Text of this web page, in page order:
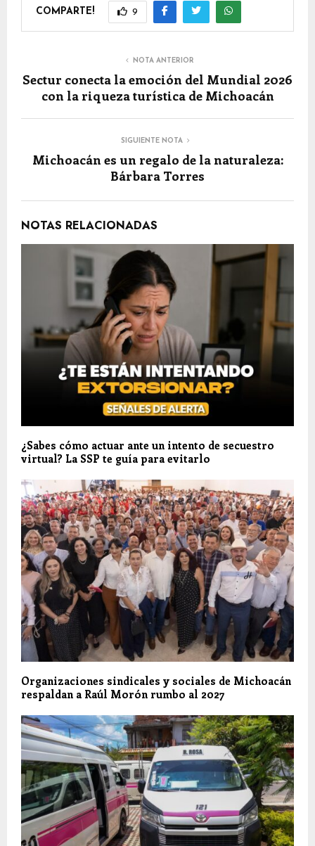
COMPARTE! 9
NOTA ANTERIOR
Sectur conecta la emoción del Mundial 2026
con la riqueza turística de Michoacán
SIGUIENTE NOTA
Michoacán es un regalo de la naturaleza:
Bárbara Torres
NOTAS RELACIONADAS
¿Sabes cómo actuar ante un intento de secuestro
virtual? La SSP te guía para evitarlo
Organizaciones sindicales y sociales de Michoacán
respaldan a Raúl Morón rumbo al 2027